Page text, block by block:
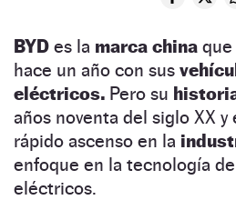
BYD es la marca china
hace un año con sus
eléctricos. Pero su
años noventa del siglo XX y
rápido ascenso en la
enfoque en la tecnología
eléctricos.